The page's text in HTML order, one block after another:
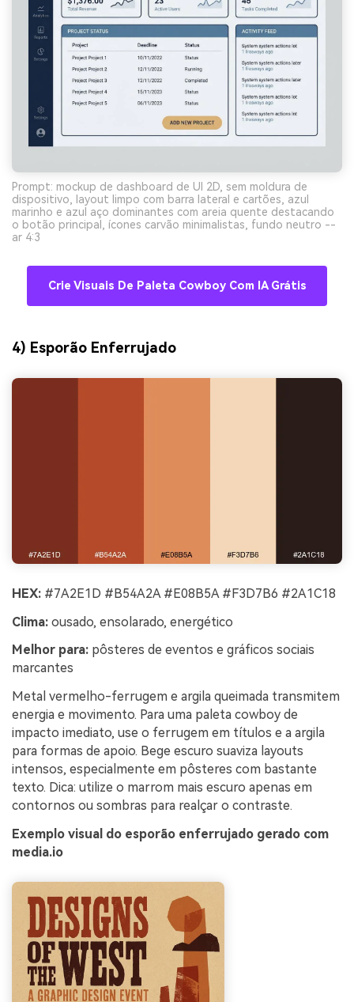
Prompt: mockup de dashboard de UI 2D, sem moldura de
dispositivo, layout limpo com barra lateral e cartões, azul
marinho e azul aço dominantes com areia quente destacando
o botão principal, ícones carvão minimalistas, fundo neutro --
ar 4:3
Crie Visuais De Paleta Cowboy Com IA Grátis
4) Esporão Enferrujado
HEX: #7A2E1D #B54A2A #E08B5A #F3D7B6 #2A1C18
Clima: ousado, ensolarado, energético
Melhor para: pôsteres de eventos e gráficos sociais
marcantes
Metal vermelho-ferrugem e argila queimada transmitem
energia e movimento. Para uma paleta cowboy de
impacto imediato, use o ferrugem em títulos e a argila
para formas de apoio. Bege escuro suaviza layouts
intensos, especialmente em pôsteres com bastante
texto. Dica: utilize o marrom mais escuro apenas em
contornos ou sombras para realçar o contraste.
Exemplo visual do esporão enferrujado gerado com
media.io